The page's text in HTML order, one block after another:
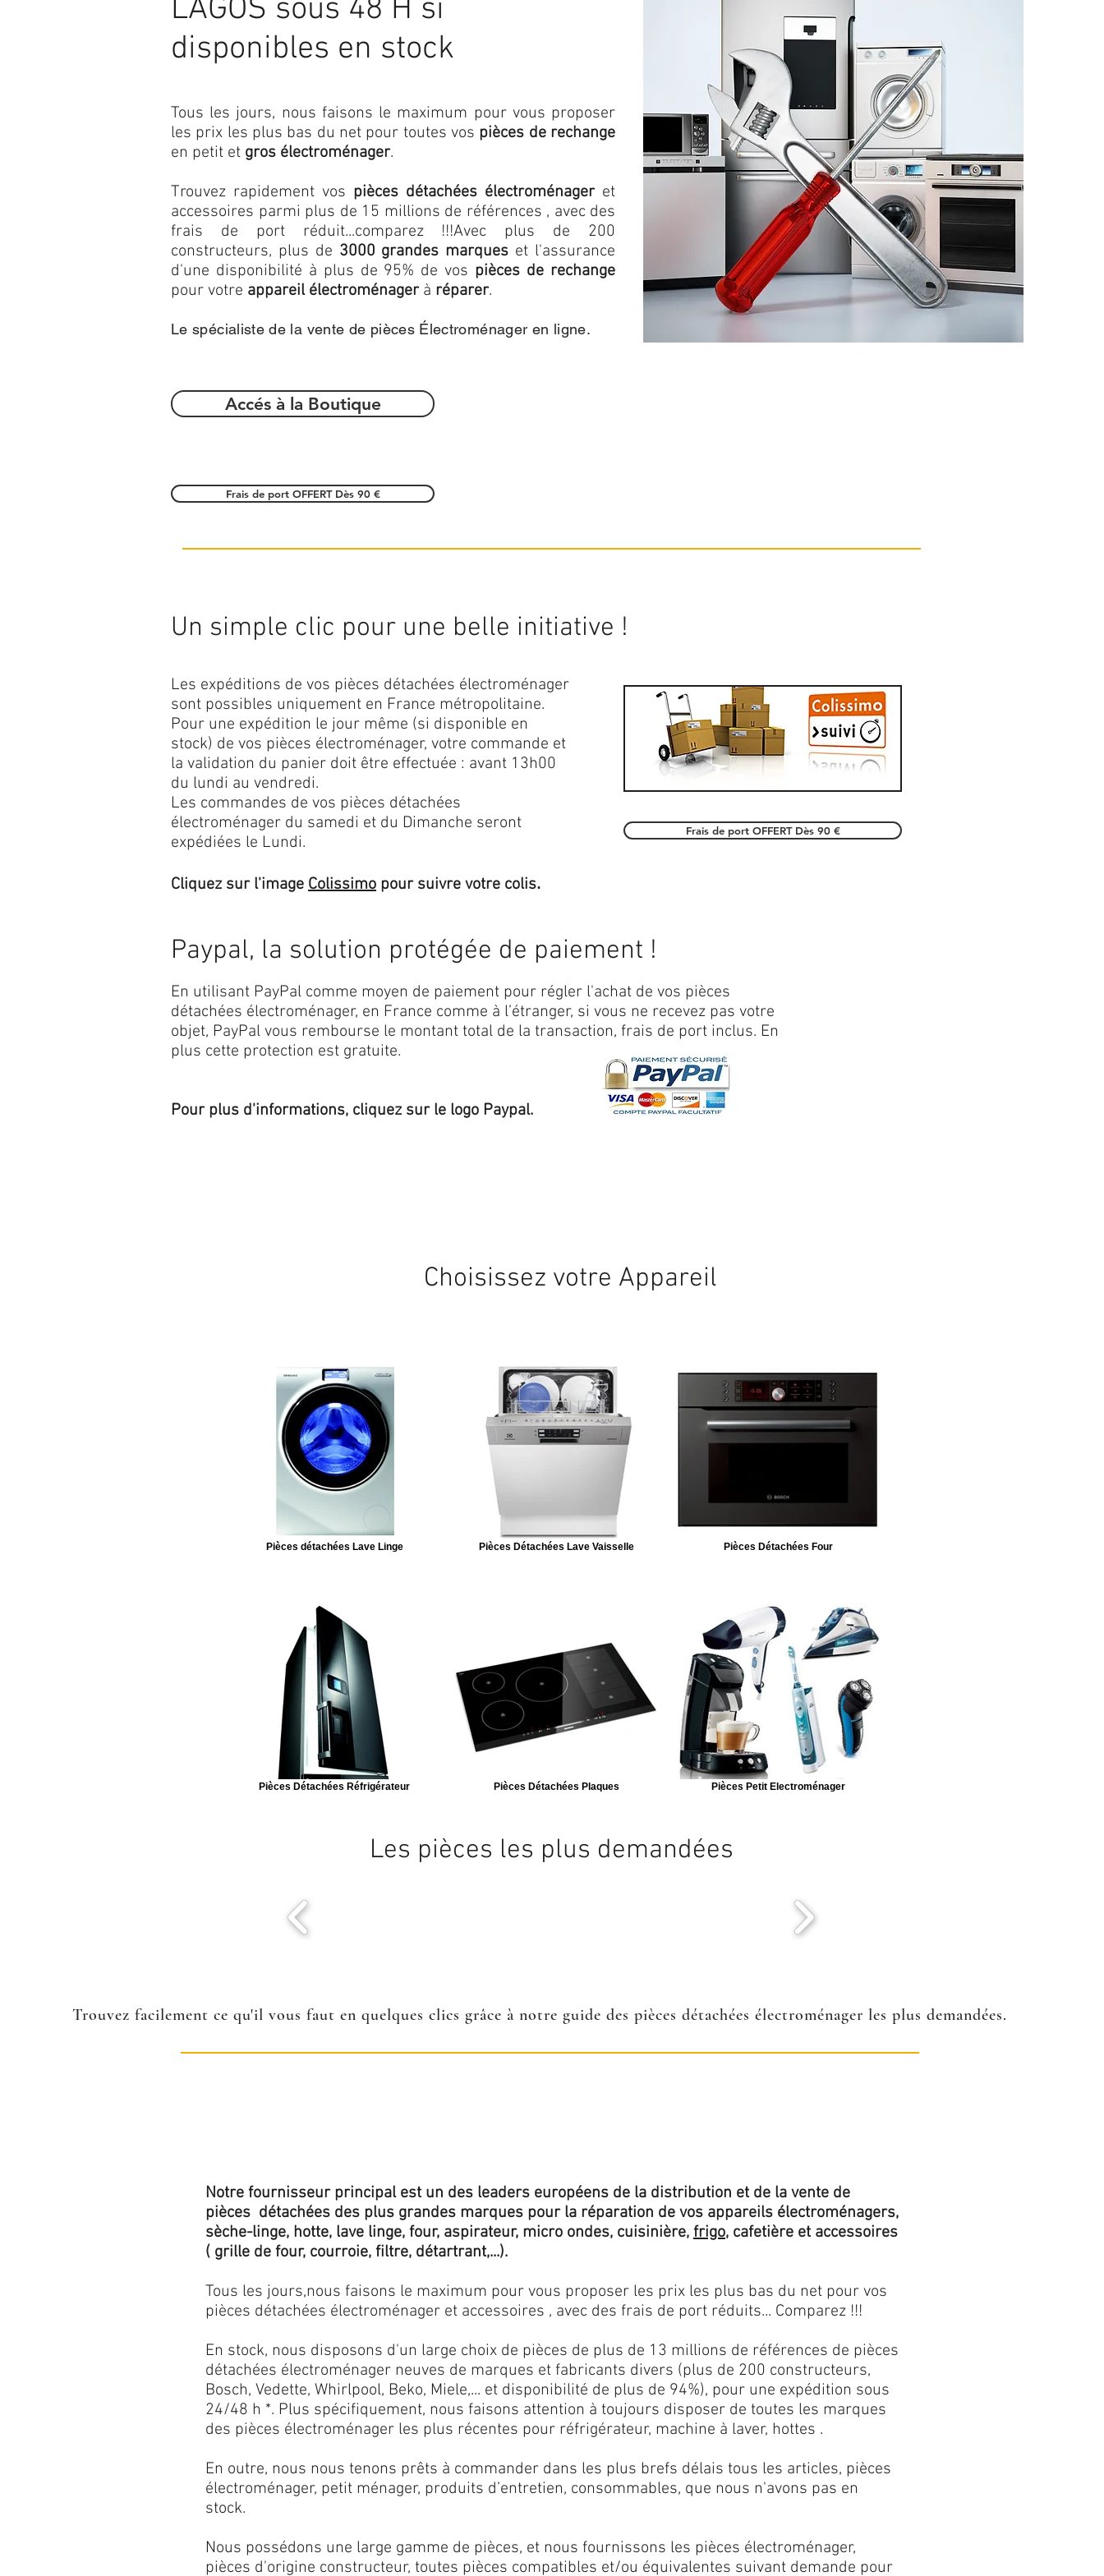
LAGOS sous 48 H si
disponibles en stock
Accés à la Boutique
Tous les jours, nous faisons le maximum pour vous proposer
les prix les plus bas du net pour toutes vos pièces de rechange
en petit et gros électroménager.
Trouvez rapidement vos pièces détachées électroménageret
accessoires parmi plus de 15 millions de références , avec des
frais de port réduit...comparez !!!Avec plus de 200
constructeurs, plus de 3000 grandes marques et l'assurance
d'une disponibilité à plus de 95% de vos pièces de rechange
pour votre appareil électroménagerà réparer.
Le spécialiste de la vente de pièces Électroménager en ligne.
Frais de port OFFERT Dès 90 €
Un simple clic pour une belle initiative !
Les expéditions de vos pièces détachées électroménager
sont possibles uniquement en France métropolitaine.
Pour une expédition le jour même (si disponible en
stock) de vos pièces électroménager, votre commande et
la validation du panier doit être effectuée : avant 13h00
du lundi au vendredi.
Les commandes de vos pièces détachées
électroménager du samedi et du Dimanche seront
expédiées le Lundi.
Cliquez sur l'image Colissimo pour suivre votre colis.
Frais de port OFFERT Dès 90 €
Paypal, la solution protégée de paiement !
En utilisant PayPal comme moyen de paiement pour régler l'achat de vos pièces
détachées électroménager, en France comme à l’étranger, si vous ne recevez pas votre
objet, PayPal vous rembourse le montant total de la transaction, frais de port inclus. En
plus cette protection est gratuite.
Pour plus d'informations, cliquez sur le logo Paypal.
Choisissez votre Appareil
Pièces détachées Lave Linge Pièces Détachées Lave Vaisselle Pièces Détachées Four
Pièces Détachées Réfrigérateur Pièces Détachées Plaques Pièces Petit Electroménager
Les pièces les plus demandées
Trouvez facilement ce qu'il vous faut en quelques clics grâce à notre guide des pièces détachées électroménager les plus demandées.
Notre fournisseur principal est un des leaders européens de la distribution et de la vente de
pièces détachées des plus grandes marques pour la réparation de vos appareils électroménagers,
sèche-linge, hotte, lave linge, four, aspirateur, micro ondes, cuisinière, frigo, cafetière et accessoires
( grille de four, courroie, filtre, détartrant,...).
Tous les jours,nous faisons le maximum pour vous proposer les prix les plus bas du net pour vos
pièces détachées électroménager et accessoires , avec des frais de port réduits... Comparez !!!
En stock, nous disposons d'un large choix de pièces de plus de 13 millions de références de pièces
détachées électroménager neuves de marques et fabricants divers (plus de 200 constructeurs,
Bosch, Vedette, Whirlpool, Beko, Miele,... et disponibilité de plus de 94%), pour une expédition sous
24/48 h *. Plus spécifiquement, nous faisons attention à toujours disposer de toutes les marques
des pièces électroménager les plus récentes pour réfrigérateur, machine à laver, hottes .
En outre, nous nous tenons prêts à commander dans les plus brefs délais tous les articles, pièces
électroménager, petit ménager, produits d’entretien, consommables, que nous n'avons pas en
stock.
Nous possédons une large gamme de pièces, et nous fournissons les pièces électroménager,
pièces d'origine constructeur, toutes pièces compatibles et/ou équivalentes suivant demande pour